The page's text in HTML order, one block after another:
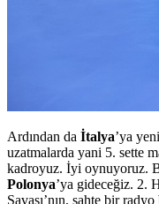
Ardından da İtalya’ya
uzatmalarda yani 5. sette
kadroyuz. İyi oynuyoruz.
Polonya’ya gideceğiz. 2.
Savaşı’nın, sahte bir